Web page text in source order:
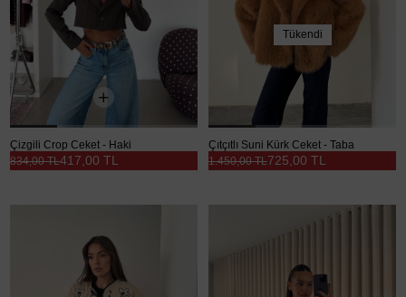
Çizgili Crop Ceket - Haki
417,00 TL
834,00 TL
Tükendi
Çıtçıtlı Suni Kürk Ceket - Taba
725,00 TL
1.450,00 TL